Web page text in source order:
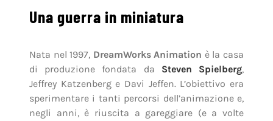
Una guerra in miniatura
Nata nel 1997, DreamWorks Animation è la casa
di produzione fondata da Steven Spielberg,
Jeffrey Katzenberg e Davi Jeffen. L’obiettivo era
sperimentare i tanti percorsi dell’animazione e,
negli anni, è riuscita a gareggiare (e a volte